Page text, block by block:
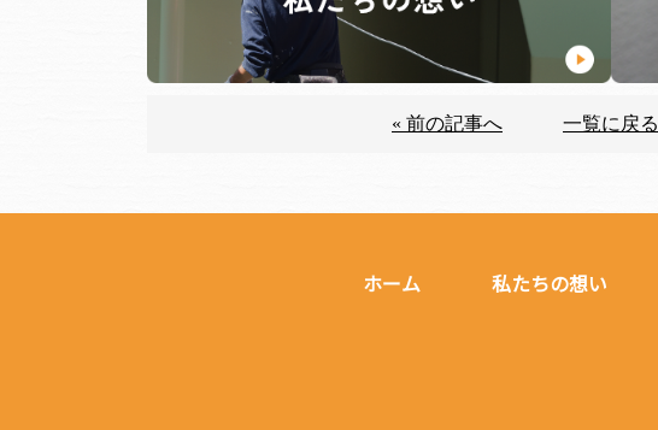
« 前の記事へ 一覧に戻る
ホーム 私たちの想い